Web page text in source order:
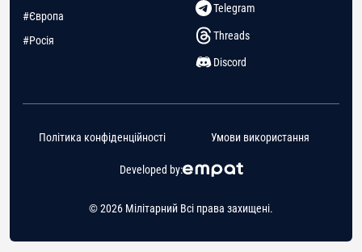
#Європа
#Росія
Telegram
Threads
Discord
© 2026 Мілітарний Всі права захищені.
Developed by:
Політика конфіденційності Умови використання